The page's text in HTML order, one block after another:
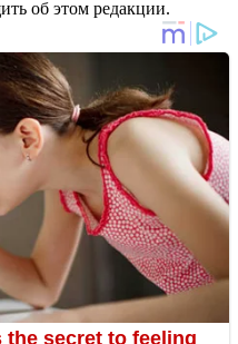
об этом редакции.